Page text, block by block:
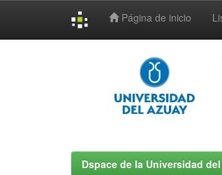
Página de inicio
Dspace de la Universidad